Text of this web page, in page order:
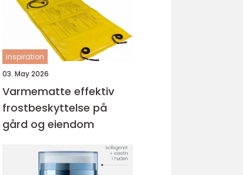
inspiration
03. May 2026
Varmematte effektiv
frostbeskyttelse på
gård og eiendom